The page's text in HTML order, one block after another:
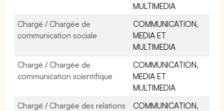
MULTIMEDIA
Chargé / Chargée de
communication sociale
COMMUNICATION,
MEDIA ET
MULTIMEDIA
Chargé / Chargée de
communication scientifique
COMMUNICATION,
MEDIA ET
MULTIMEDIA
Chargé / Chargée des relations
COMMUNICATION,